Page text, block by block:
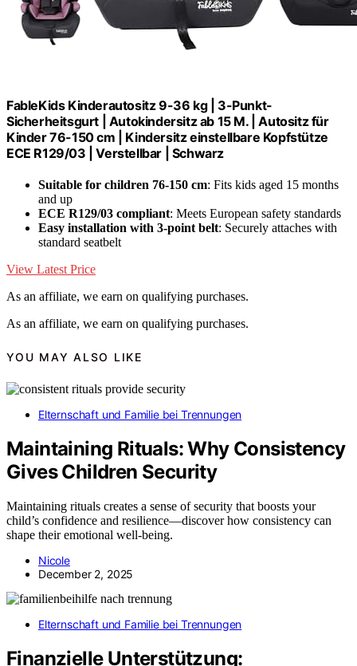
FableKids Kinderautositz 9-36 kg | 3-Punkt-
Sicherheitsgurt | Autokindersitz ab 15 M. | Autositz für
Kinder 76-150 cm | Kindersitz einstellbare Kopfstütze
ECE R129/03 | Verstellbar | Schwarz
Suitable for children 76-150 cm: Fits kids aged 15 months
and up
ECE R129/03 compliant: Meets European safety standards
Easy installation with 3-point belt: Securely attaches with
standard seatbelt
View Latest Price
As an affiliate, we earn on qualifying purchases.
As an affiliate, we earn on qualifying purchases.
YOU MAY ALSO LIKE
Elternschaft und Familie bei Trennungen
Maintaining Rituals: Why Consistency
Gives Children Security
Maintaining rituals creates a sense of security that boosts your
child’s confidence and resilience—discover how consistency can
shape their emotional well-being.
Nicole
December 2, 2025
Elternschaft und Familie bei Trennungen
Finanzielle Unterstützung: